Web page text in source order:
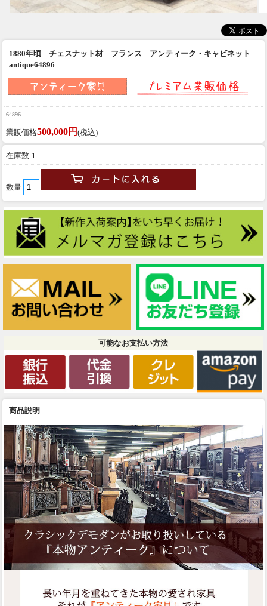
1880年頃 チェスナット材 フランス アンティーク・キャビネット
antique64896
64896
業販価格500,000円 (税込)
在庫数:1
数量
可能なお支払い方法
商品説明